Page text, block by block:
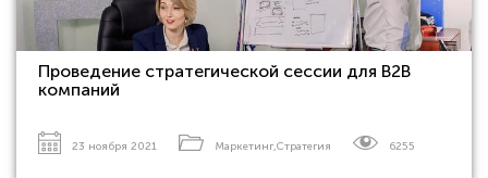
Проведение стратегической сессии для В2В
компаний
23 ноября 2021 Маркетинг,Стратегия 6255